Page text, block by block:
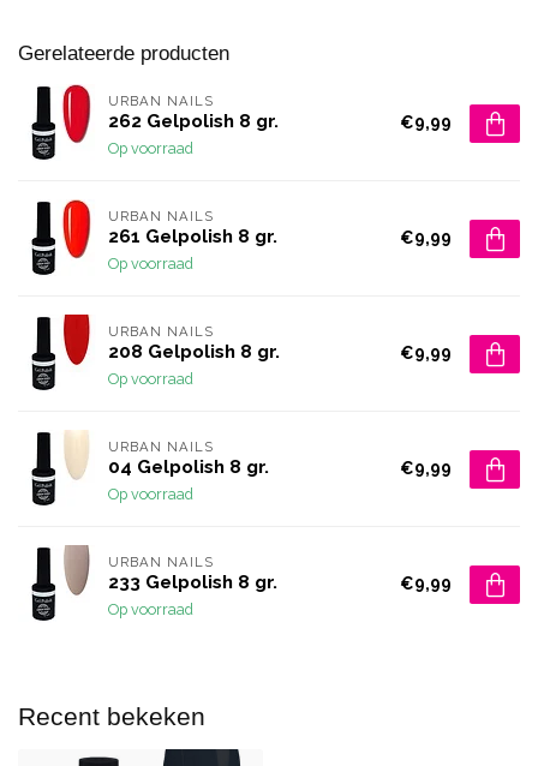
Gerelateerde producten
URBAN NAILS
262 Gelpolish 8 gr.
Op voorraad
€9,99
URBAN NAILS
261 Gelpolish 8 gr.
Op voorraad
€9,99
URBAN NAILS
208 Gelpolish 8 gr.
Op voorraad
€9,99
URBAN NAILS
04 Gelpolish 8 gr.
Op voorraad
€9,99
URBAN NAILS
233 Gelpolish 8 gr.
Op voorraad
€9,99
Recent bekeken